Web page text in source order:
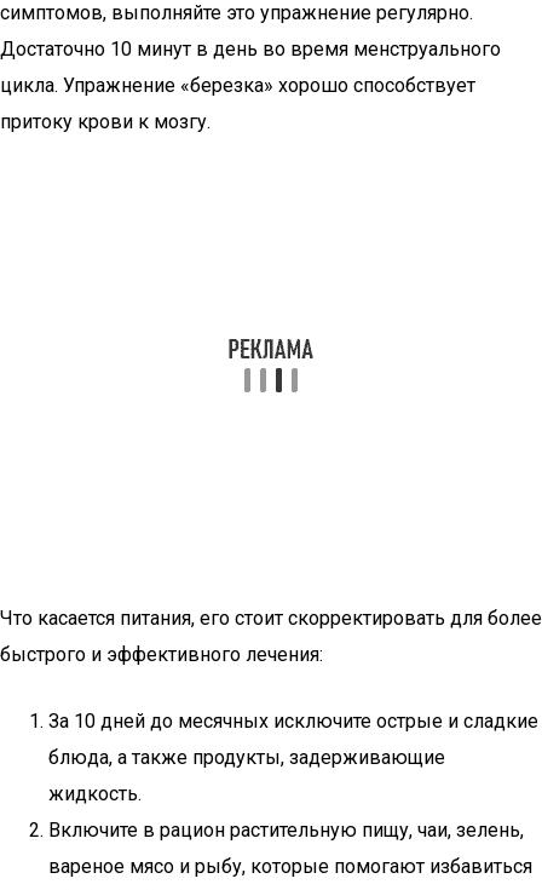
симптомов, выполняйте это упражнение регулярно.
Достаточно 10 минут в день во время менструального
цикла. Упражнение «березка» хорошо способствует
притоку крови к мозгу.
Что касается питания, его стоит скорректировать для более
быстрого и эффективного лечения:
За 10 дней до месячных исключите острые и сладкие
блюда, а также продукты, задерживающие
жидкость.
Включите в рацион растительную пищу, чаи, зелень,
вареное мясо и рыбу, которые помогают избавиться